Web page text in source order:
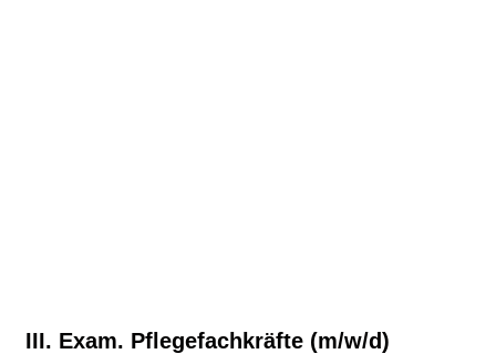
III. Exam. Pflegefachkräfte (m/w/d)